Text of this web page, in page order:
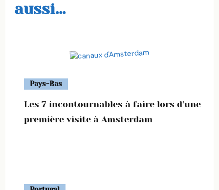
aussi...
Pays-Bas
Les 7 incontournables à faire lors d’une
première visite à Amsterdam